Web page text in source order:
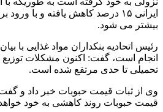
ایرانی ۱۵ درصد کاهش یافته و با
بیشتر می شود.
رئیس اتحادیه بنکداران مواد غذایی با
انجام است، گفت: اکنون مشکلات توزیع
تحمیلی تا حدی مرتفع شده است.
وی از ثبات قیمت حبوبات خبر داد و
قیمت حبوبات روند کاهشی به خود